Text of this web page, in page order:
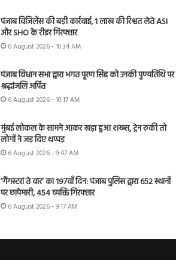
पंजाब विजिलेंस की बड़ी कार्रवाई, 1 लाख की रिश्वत लेते ASI
और SHO के रीडर गिरफ्तार
6 August 2026 - 10:34 AM
पंजाब विधान सभा द्वारा भगत पूरण सिंह को उनकी पुण्यतिथि पर
श्रद्धांजलि अर्पित
6 August 2026 - 10:17 AM
मुंबई लोकल के सामने आकर खड़ा हुआ शख्स, ट्रेन रुकी तो
लोगों ने जड़ दिए थप्पड़
6 August 2026 - 9:47 AM
‘गैंगस्टरां ते वार’ का 197वाँ दिन: पंजाब पुलिस द्वारा 652 स्थानों
पर छापेमारी, 454 व्यक्ति गिरफ्तार
6 August 2026 - 9:17 AM